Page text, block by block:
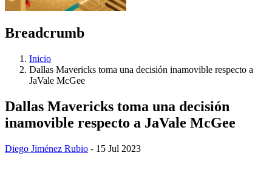
Breadcrumb
Inicio
Dallas Mavericks toma una decisión inamovible respecto a
JaVale McGee
Dallas Mavericks toma una decisión
inamovible respecto a JaVale McGee
Diego Jiménez Rubio - 15 Jul 2023